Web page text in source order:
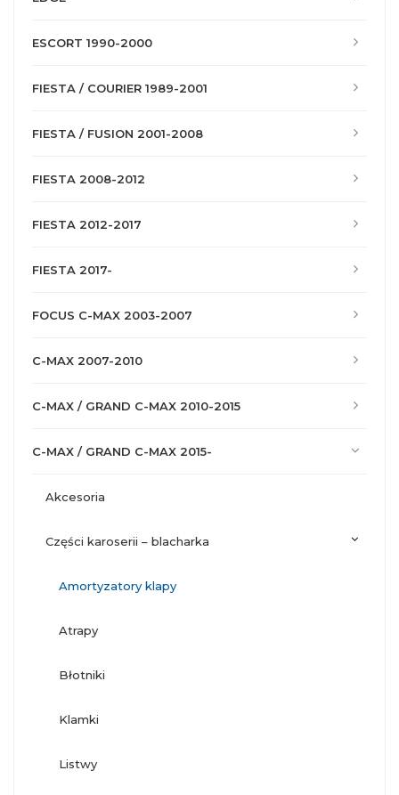
ESCORT 1990-2000
FIESTA / COURIER 1989-2001
FIESTA / FUSION 2001-2008
FIESTA 2008-2012
FIESTA 2012-2017
FIESTA 2017-
FOCUS C-MAX 2003-2007
C-MAX 2007-2010
C-MAX / GRAND C-MAX 2010-2015
C-MAX / GRAND C-MAX 2015-
akcesoria
części karoserii – blacharka
amortyzatory klapy
atrapy
błotniki
klamki
listwy